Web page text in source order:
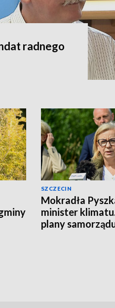
radnego
SZCZECIN
Mokradła
minister
plany